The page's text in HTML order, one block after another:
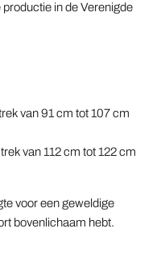
in de Verenigde
van 91 cm tot 107 cm
van 112 cm tot 122 cm
voor een geweldige
bovenlichaam hebt.